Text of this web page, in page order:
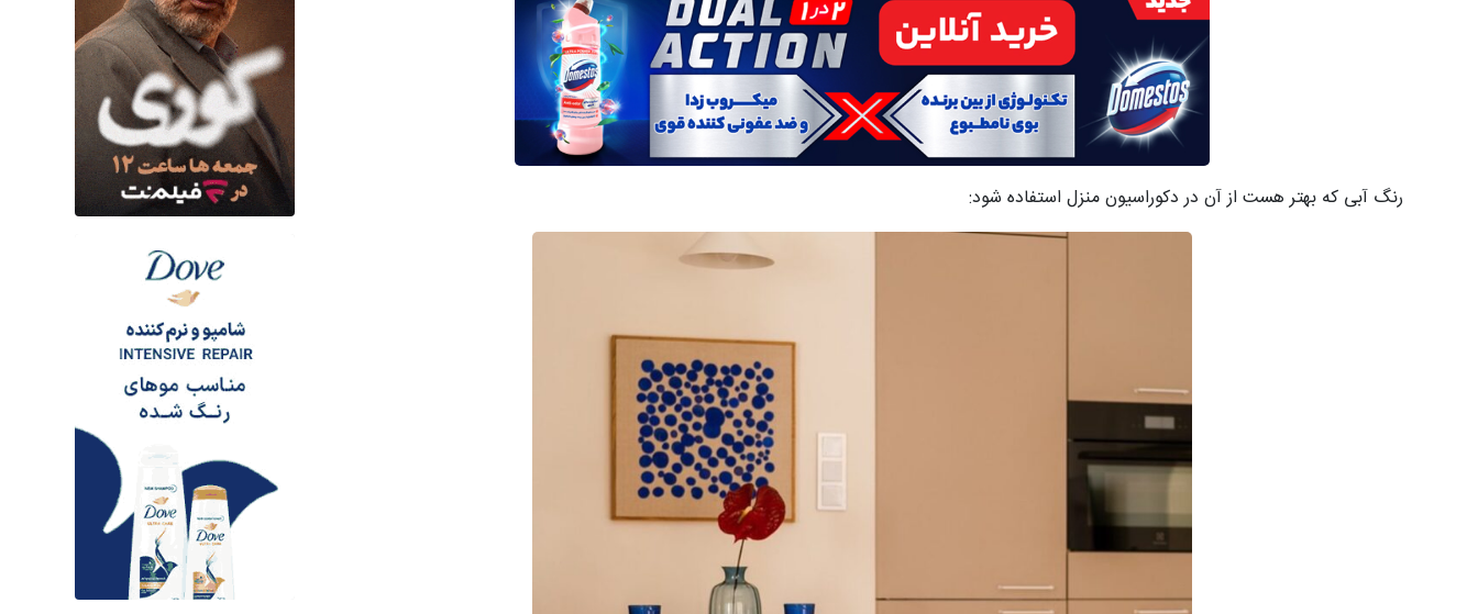
رنگ آبی که بهتر هست از آن در دکوراسیون منزل استفاده شود: